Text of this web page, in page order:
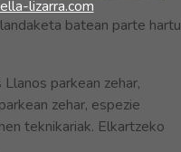
lizarra.com
batean parte hartu
parkean zehar,
zehar, espezie
teknikariak. Elkartzeko